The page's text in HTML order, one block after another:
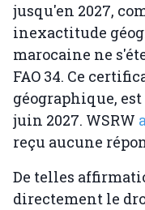
jusqu'en 2027,
inexactitude
marocaine ne
FAO 34. Ce
géographique, est
juin 2027. WSRW
reçu aucune
De telles
directement le